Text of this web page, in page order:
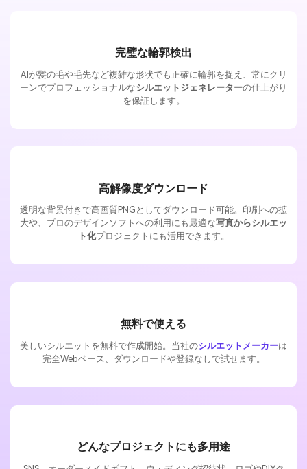
完璧な輪郭検出
AIが髪の毛や毛先など複雑な形状でも正確に輪郭を捉え、常にクリ
ーンでプロフェッショナルなシルエットジェネレーターの仕上がり
を保証します。
高解像度ダウンロード
透明な背景付きで高画質PNGとしてダウンロード可能。印刷への拡
大や、プロのデザインソフトへの利用にも最適な写真からシルエッ
ト化プロジェクトにも活用できます。
無料で使える
美しいシルエットを無料で作成開始。当社のシルエットメーカーは
完全Webベース、ダウンロードや登録なしで試せます。
どんなプロジェクトにも多用途